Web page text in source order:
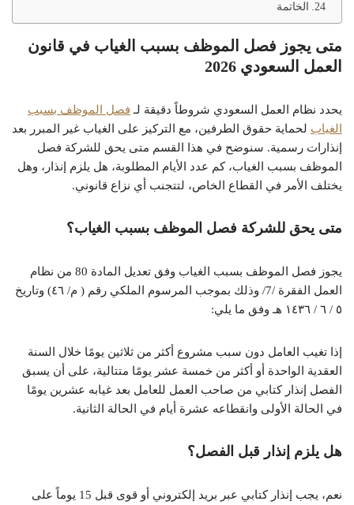
الخاتمة
متى يجوز فصل الموظف بسبب الغياب في قانون
العمل السعودي 2026
يحدد نظام العمل السعودي شروطاً دقيقة لـ فصل الموظف بسبب
الغياب لحماية حقوق الطرفين، مع التركيز على الغياب غير المبرر بعد
إنذارات رسمية. سنوضح في هذا القسم متى يحق للشركة فصل
الموظف بسبب الغياب، كم عدد الأيام المطلوبة، هل يلزم إنذار، وهل
يختلف الأمر في القطاع الخاص، لتتجنب أي نزاع قانوني.
متى يحق للشركة فصل الموظف بسبب الغياب؟
يجوز فصل الموظف بسبب الغياب وفق تعديل المادة 80 من نظام
العمل الفقرة /7/ وذلك بموجب المرسوم الملكي رقم ( م/ ٤٦) وتاريخ
٥ / ٦ / ١٤٣٦ هـ وفق ما يلي:
إذا تغيب العامل دون سبب مشروع أكثر من ثلاثين يومًا خلال السنة
العقدية الواحدة أو أكثر من خمسة عشر يومًا متتالية، على أن يسبق
الفصل إنذار كتابي من صاحب العمل للعامل بعد غيابه عشرين يومًا
في الحالة الأولى وانقطاعه عشرة أيام في الحالة الثانية.
هل يلزم إنذار قبل الفصل؟
نعم، يجب إنذار كتابي عبر بريد إلكتروني أو قوى قبل 15 يوماً على